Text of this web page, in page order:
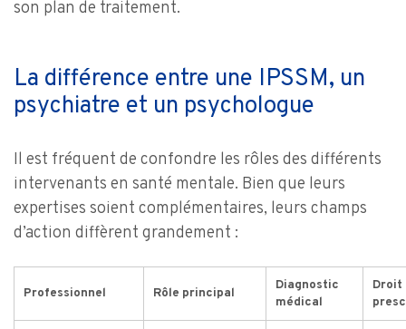
son plan de traitement.
La différence entre une IPSSM, un
psychiatre et un psychologue
Il est fréquent de confondre les rôles des différents
intervenants en santé mentale. Bien que leurs
expertises soient complémentaires, leurs champs
d’action diffèrent grandement :
Professionnel Rôle principal
Diagnostic
médical
Droit